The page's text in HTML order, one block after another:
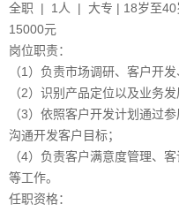
全职 | 1人 | 大专 | 18岁至
15000元
岗位职责：
（1）负责市场调研、客户开
（2）识别产品定位以及业务
（3）依照客户开发计划通过
沟通开发客户目标；
（4）负责客户满意度管理、
等工作。
任职资格：